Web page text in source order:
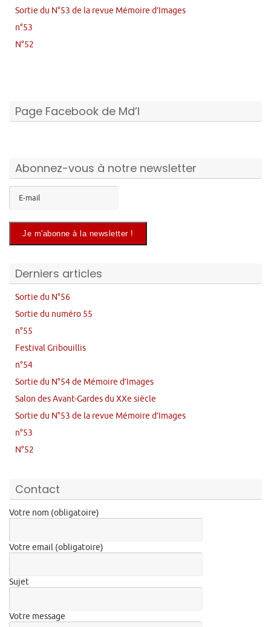
Sortie du N°53 de la revue Mémoire d’Images
n°53
N°52
Page Facebook de Md’I
Abonnez-vous à notre newsletter
Derniers articles
Sortie du N°56
Sortie du numéro 55
n°55
Festival Gribouillis
n°54
Sortie du N°54 de Mémoire d’Images
Salon des Avant-Gardes du XXe siècle
Sortie du N°53 de la revue Mémoire d’Images
n°53
N°52
Contact
Votre nom (obligatoire)
Votre email (obligatoire)
Sujet
Votre message